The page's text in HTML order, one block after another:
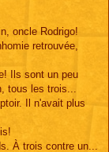
oncle Rodrigo!
retrouvée,
Ils sont un peu
tous les trois...
Il n'avait plus
À trois contre un...